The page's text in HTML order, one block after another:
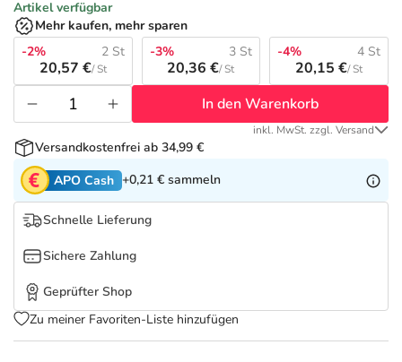
Tierapotheke
Vitamine & Mineralstoffe
Marken
Salus Deals
Artikel verfügbar
Mehr kaufen, mehr sparen
-2%
2 St
20,57 €/ St
-3% 3 St
20,36 €/ St
-4% 4 St
20,15 €/ St
In den Warenkorb
inkl. MwSt. zzgl. Versand
Versandkostenfrei ab 34,99 €
APO Cash +0,21 € sammeln
Schnelle Lieferung
Sichere Zahlung
Geprüfter Shop
Zu meiner Favoriten-Liste hinzufügen